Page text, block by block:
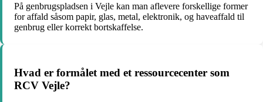
På genbrugspladsen i Vejle kan man aflevere forskellige former
for affald såsom papir, glas, metal, elektronik, og haveaffald til
genbrug eller korrekt bortskaffelse.
Hvad er formålet med et ressourcecenter som
RCV Vejle?